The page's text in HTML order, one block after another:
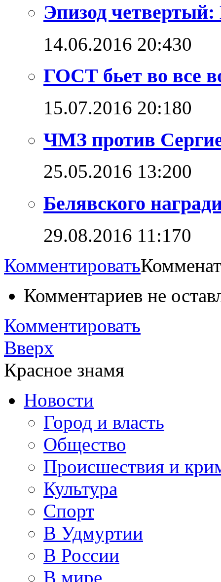
Эпизод четвертый:
14.06.2016 20:430
ГОСТ бьет во все
15.07.2016 20:180
ЧМЗ против
25.05.2016 13:200
Белявского
29.08.2016 11:170
Комментировать
Комментариев не
Комментировать
Вверх
Красное знамя
Новости
Город и власть
Общество
Происшествия и
Культура
Спорт
В Удмуртии
В России
В мире